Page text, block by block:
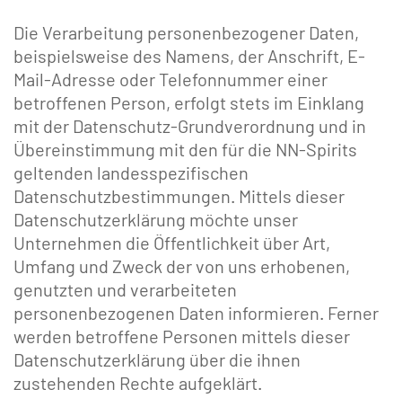
Die Verarbeitung personenbezogener Daten,
beispielsweise des Namens, der Anschrift, E-
Mail-Adresse oder Telefonnummer einer
betroffenen Person, erfolgt stets im Einklang
mit der Datenschutz-Grundverordnung und in
Übereinstimmung mit den für die NN-Spirits
geltenden landesspezifischen
Datenschutzbestimmungen. Mittels dieser
Datenschutzerklärung möchte unser
Unternehmen die Öffentlichkeit über Art,
Umfang und Zweck der von uns erhobenen,
genutzten und verarbeiteten
personenbezogenen Daten informieren. Ferner
werden betroffene Personen mittels dieser
Datenschutzerklärung über die ihnen
zustehenden Rechte aufgeklärt.